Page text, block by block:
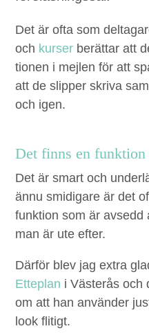
Det är ofta som
och kurs­er berät­tar att
tio­nen i mejlen för att
att de slip­per skri­va
och igen.
Det finns en funk­tion
Det är smart och
ännu smidi­gare är det
funk­tion som är avsedd
man är ute efter.
Där­för blev jag extra
Etteplan i Västerås och
om att han använ­der
look flitigt.